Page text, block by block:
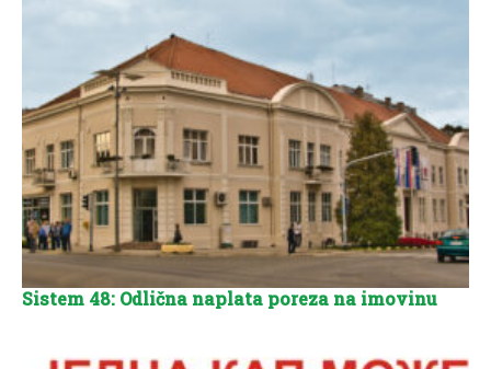
Sistem 48: Odlična naplata poreza na imovinu